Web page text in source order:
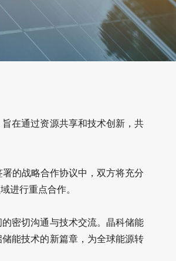
在通过资源共享和技术创新，共
的战略合作协议中，双方将充分
进行重点合作。
密切沟通与技术交流。晶科储能
能技术的新篇章，为全球能源转